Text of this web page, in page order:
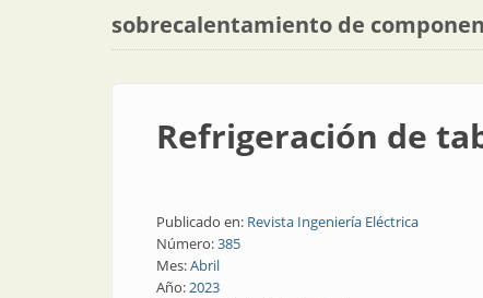
sobrecalentamiento de
Refrigeración de
Publicado en: Revista Ingeniería Eléctrica
Número:385
Mes:Abril
Año:2023